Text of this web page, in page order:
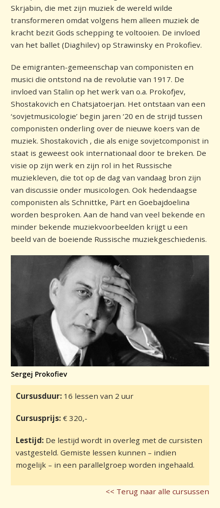
Skrjabin, die met zijn muziek de wereld wilde
transformeren omdat volgens hem alleen muziek de
kracht bezit Gods schepping te voltooien. De invloed
van het ballet (Diaghilev) op Strawinsky en Prokofiev.
De emigranten-gemeenschap van componisten en
musici die ontstond na de revolutie van 1917. De
invloed van Stalin op het werk van o.a. Prokofjev,
Shostakovich en Chatsjatoerjan. Het ontstaan van een
‘sovjetmusicologie’ begin jaren ‘20 en de strijd tussen
componisten onderling over de nieuwe koers van de
muziek. Shostakovich , die als enige sovjetcomponist in
staat is geweest ook internationaal door te breken. De
visie op zijn werk en zijn rol in het Russische
muziekleven, die tot op de dag van vandaag bron zijn
van discussie onder musicologen. Ook hedendaagse
componisten als Schnittke, Pärt en Goebajdoelina
worden besproken. Aan de hand van veel bekende en
minder bekende muziekvoorbeelden krijgt u een
beeld van de boeiende Russische muziekgeschiedenis.
Sergej Prokofiev
Cursusduur: 16 lessen van 2 uur
Cursusprijs: € 320,-
Lestijd: De lestijd wordt in overleg met de cursisten
vastgesteld. Gemiste lessen kunnen – indien
mogelijk – in een parallelgroep worden ingehaald.
<< Terug naar alle cursussen